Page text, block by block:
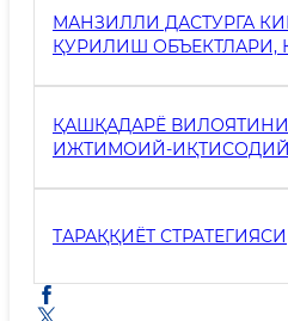
МАНЗИЛЛИ ДАСТУРГА
ҚУРИЛИШ
ТАЪМИРЛАШ ИШЛАРИ
ҚАШҚАДАРЁ
ИЖТИМОИЙ-ИҚТИСОДИЙ
ТАРАҚҚИЁТ СТРАТЕГИЯСИ